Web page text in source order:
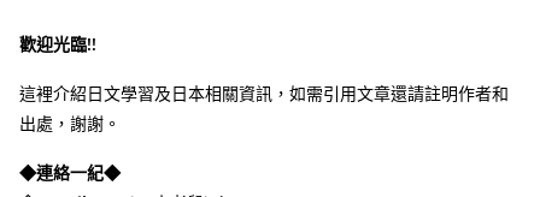
歡迎光臨!!
這裡介紹日文學習及日本相關資訊，如需引用文章還請註明作者和
出處，謝謝。
◆連絡一紀◆